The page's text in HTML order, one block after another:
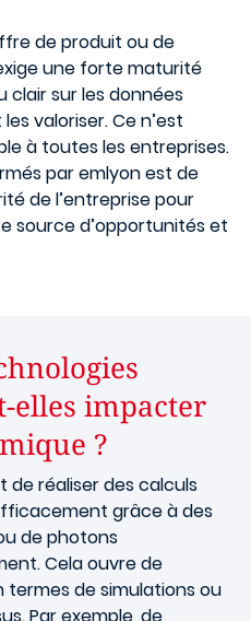
de produit ou de
une forte maturité
clair sur les données
valoriser. Ce n’est
à toutes les entreprises.
par emlyon est de
de l’entreprise pour
source d’opportunités et
elles impacter
?
réaliser des calculs
grâce à des
de photons
Cela ouvre de
de simulations ou
Par exemple, de